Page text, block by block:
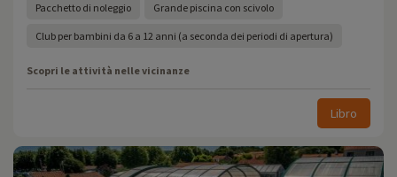
Pacchetto di noleggio Grande piscina con scivolo
Club per bambini da 6 a 12 anni (a seconda dei periodi di apertura)
Scopri le attività nelle vicinanze
Libro